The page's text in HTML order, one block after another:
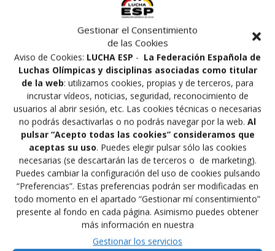
Gestionar el Consentimiento
de las Cookies
Aviso de Cookies: LUCHA ESP - La Federación Española de
Luchas Olímpicas y disciplinas asociadas como titular
de la web: utilizamos cookies, propias y de terceros, para
incrustar vídeos, noticias, seguridad, reconocimiento de
usuarios al abrir sesión, etc. Las cookies técnicas o necesarias
no podrás desactivarlas o no podrás navegar por la web. Al
pulsar “Acepto todas las cookies” consideramos que
aceptas su uso. Puedes elegir pulsar sólo las cookies
necesarias (se descartarán las de terceros o de marketing).
Puedes cambiar la configuración del uso de cookies pulsando
“Preferencias”. Estas preferencias podrán ser modificadas en
todo momento en el apartado “Gestionar mí consentimiento”
presente al fondo en cada página. Asimismo puedes obtener
más información en nuestra
Gestionar los servicios
José María García Juarez ha sido reelegido como
Presidente de la Federación Extremeña de Lucha.
Muchas Felicidades chema